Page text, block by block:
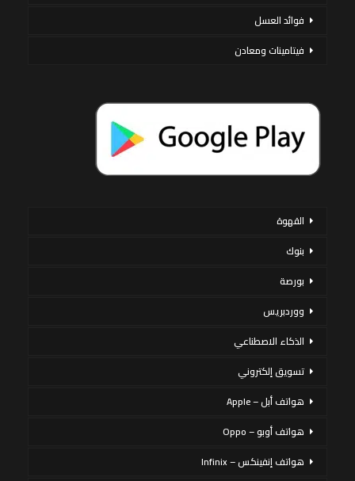
فوائد العسل
فيتامينات ومعادن
القهوة
بنوك
بورصة
ووردبريس
الذكاء الاصطناعي
تسويق إلكتروني
هواتف أبل – Apple
هواتف أوبو – Oppo
هواتف إنفينكس – Infinix